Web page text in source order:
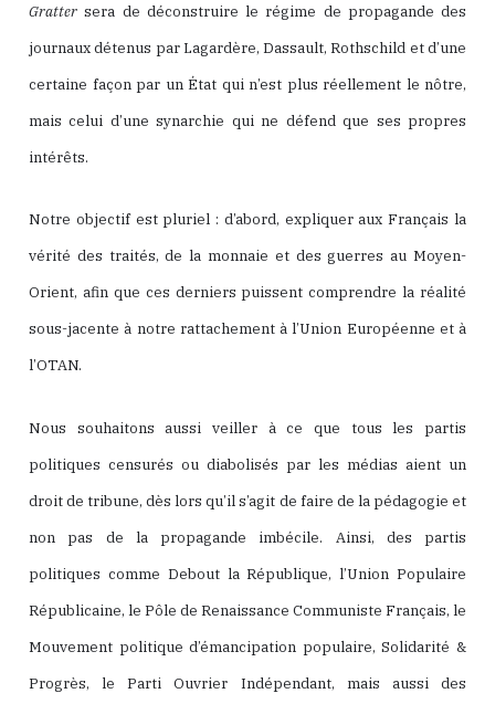
Gratter sera de déconstruire le régime de propagande des
journaux détenus par Lagardère, Dassault, Rothschild et d’une
certaine façon par un État qui n’est plus réellement le nôtre,
mais celui d’une synarchie qui ne défend que ses propres
intérêts.
Notre objectif est pluriel : d’abord, expliquer aux Français la
vérité des traités, de la monnaie et des guerres au Moyen-
Orient, afin que ces derniers puissent comprendre la réalité
sous-jacente à notre rattachement à l’Union Européenne et à
l’OTAN.
Nous souhaitons aussi veiller à ce que tous les partis
politiques censurés ou diabolisés par les médias aient un
droit de tribune, dès lors qu’il s’agit de faire de la pédagogie et
non pas de la propagande imbécile. Ainsi, des partis
politiques comme Debout la République, l’Union Populaire
Républicaine, le Pôle de Renaissance Communiste Français, le
Mouvement politique d’émancipation populaire, Solidarité &
Progrès, le Parti Ouvrier Indépendant, mais aussi des